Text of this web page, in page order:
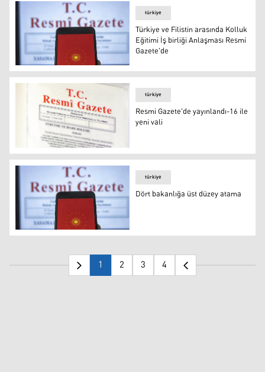
Türkiye ve Filistin arasında Kolluk Eğitimi İş birliği
türkiye
Türkiye ve Filistin arasında Kolluk
Eğitimi İş birliği Anlaşması Resmi
Gazete'de
Resmi Gazete
türkiye
Resmi Gazete'de yayınlandı-16 ile
yeni vali
Dört bakanlığa üst düzey atama
türkiye
Dört bakanlığa üst düzey atama
1 2 3 4